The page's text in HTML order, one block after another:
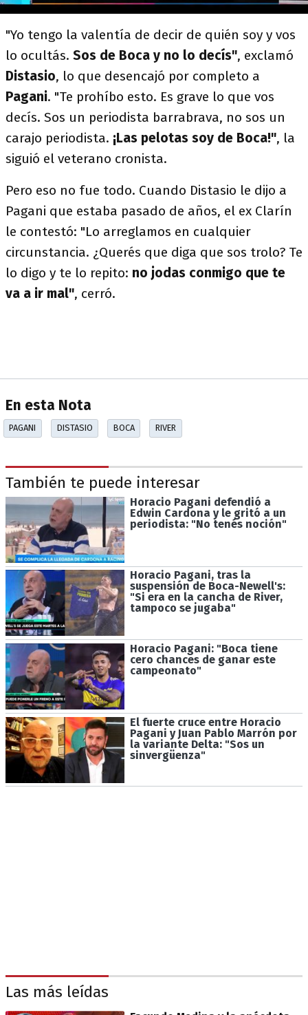
"Yo tengo la valentía de decir de quién soy y vos
lo ocultás. Sos de Boca y no lo decís", exclamó
Distasio, lo que desencajó por completo a
Pagani. "Te prohíbo esto. Es grave lo que vos
decís. Sos un periodista barrabrava, no sos un
carajo periodista. ¡Las pelotas soy de Boca!", la
siguió el veterano cronista.
Pero eso no fue todo. Cuando Distasio le dijo a
Pagani que estaba pasado de años, el ex Clarín
le contestó: "Lo arreglamos en cualquier
circunstancia. ¿Querés que diga que sos trolo? Te
lo digo y te lo repito: no jodas conmigo que te
va a ir mal", cerró.
En esta Nota
PAGANI DISTASIO BOCA RIVER
También te puede interesar
Horacio Pagani defendió a
Edwin Cardona y le gritó a un
periodista: "No tenés noción"
Horacio Pagani, tras la
suspensión de Boca-Newell's:
"Si era en la cancha de River,
tampoco se jugaba"
Horacio Pagani: "Boca tiene
cero chances de ganar este
campeonato"
El fuerte cruce entre Horacio
Pagani y Juan Pablo Marrón por
la variante Delta: "Sos un
sinvergüenza"
Las más leídas